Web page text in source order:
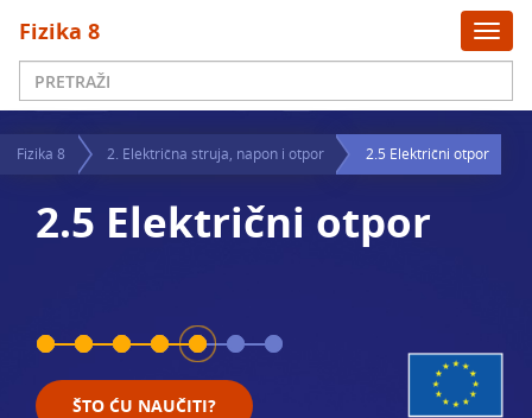
Fizika 8
Fizika 8 2. Električna struja, napon i otpor 2.5 Električni otpor
2.5 Električni otpor
ŠTO ĆU NAUČITI?